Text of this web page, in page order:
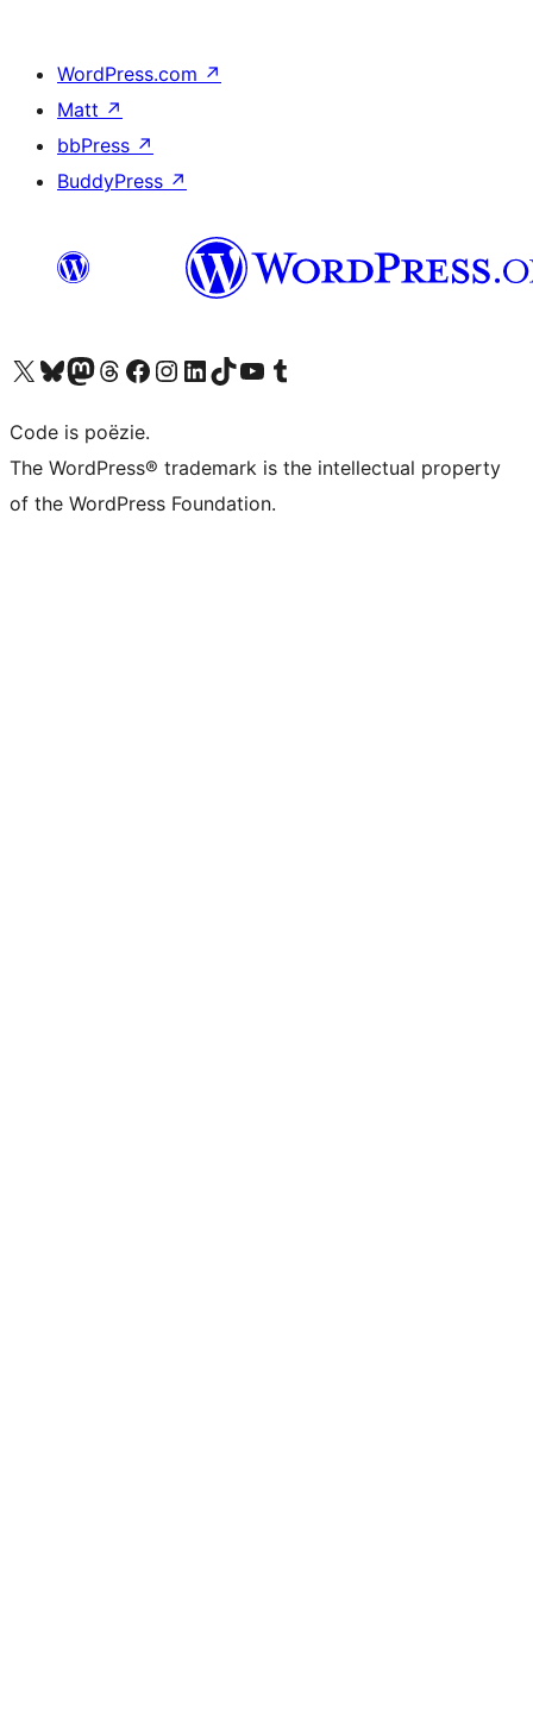
WordPress.com ↗
Matt ↗
bbPress ↗
BuddyPress ↗
Bezoek ons X (voorheen Twitter) account
Bezoek ons Bluesky account
Bezoek ons Mastodon account
Bezoek ons Threads account
Onze Facebook pagina bezoeken
Bezoek ons Instagram account
Bezoek ons LinkedIn account
Bezoek ons TikTok account
Bezoek ons YouTube kanaalBezoek ons Tumblr account
Code is poëzie.
The WordPress® trademark is the intellectual property
of the WordPress Foundation.